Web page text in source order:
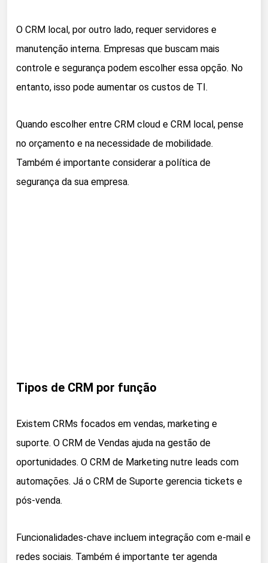
O CRM local, por outro lado, requer servidores e
manutenção interna. Empresas que buscam mais
controle e segurança podem escolher essa opção. No
entanto, isso pode aumentar os custos de TI.
Quando escolher entre CRM cloud e CRM local, pense
no orçamento e na necessidade de mobilidade.
Também é importante considerar a política de
segurança da sua empresa.
Tipos de CRM por função
Existem CRMs focados em vendas, marketing e
suporte. O CRM de Vendas ajuda na gestão de
oportunidades. O CRM de Marketing nutre leads com
automações. Já o CRM de Suporte gerencia tickets e
pós-venda.
Funcionalidades-chave incluem integração com e-mail e
redes sociais. Também é importante ter agenda